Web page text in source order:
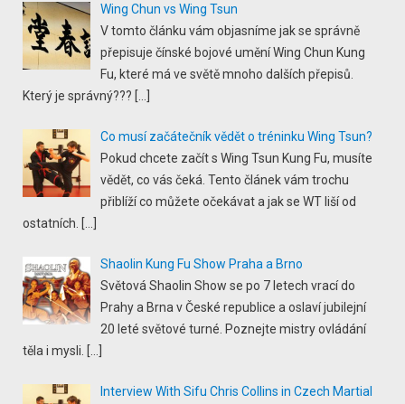
Wing Chun vs Wing Tsun
V tomto článku vám objasníme jak se správně
přepisuje čínské bojové umění Wing Chun Kung
Fu, které má ve světě mnoho dalších přepisů.
Který je správný???
Co musí začátečník vědět o tréninku Wing Tsun?
Pokud chcete začít s Wing Tsun Kung Fu, musíte
vědět, co vás čeká. Tento článek vám trochu
přiblíží co můžete očekávat a jak se WT liší od
ostatních.
Shaolin Kung Fu Show Praha a Brno
Světová Shaolin Show se po 7 letech vrací do
Prahy a Brna v České republice a oslaví jubilejní
20 leté světové turné. Poznejte mistry ovládání
těla i mysli.
Interview With Sifu Chris Collins in Czech Martial